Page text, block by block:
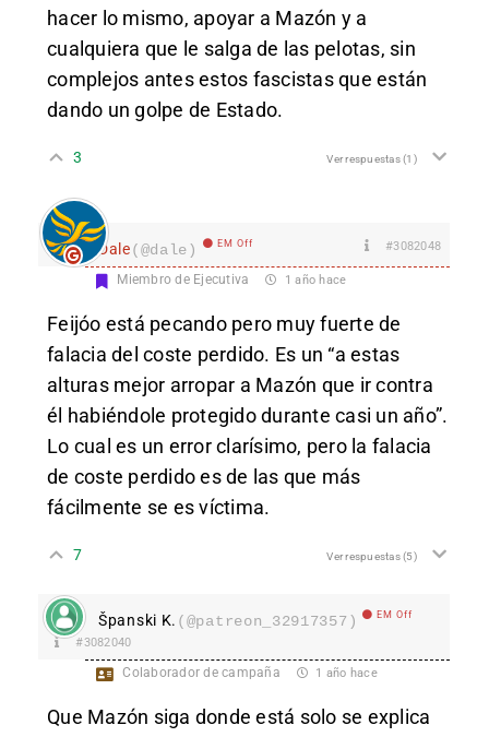
hacer lo mismo, apoyar a Mazón y a
cualquiera que le salga de las pelotas, sin
complejos antes estos fascistas que están
dando un golpe de Estado.
3 Ver respuestas(1)
Dale(@dale) EM Off #3082048
Miembro de Ejecutiva 1 año hace
Feijóo está pecando pero muy fuerte de
falacia del coste perdido. Es un “a estas
alturas mejor arropar a Mazón que ir contra
él habiéndole protegido durante casi un año”.
Lo cual es un error clarísimo, pero la falacia
de coste perdido es de las que más
fácilmente se es víctima.
7 Ver respuestas(5)
Španski K. (@patreon_32917357) EM Off
#3082040
Colaborador de campaña 1 año hace
Que Mazón siga donde está solo se explica